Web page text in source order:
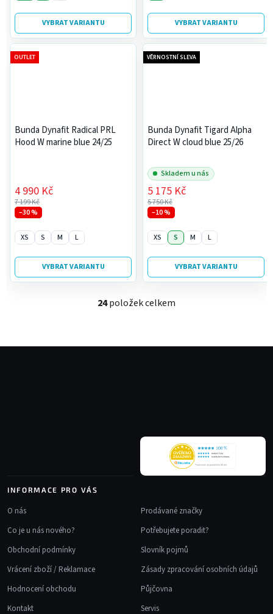
VYBRAT VARIANTU VYBRAT VARIANTU
Bunda Dynafit Radical PRL
Hood W marine blue 24/25
7 199 Kč
4 990 Kč
–30 %
VYBRAT VARIANTU
OUTLET
XS S M L
Bunda Dynafit Tigard Alpha
Direct W cloud blue 25/26
Skladem u nás
5 750 Kč
5 175 Kč
–10 %
VYBRAT VARIANTU
VĚRNOSTNÍ SLEVA
XS S M L
O
á
v
y
p
s
u
24položek celkem
INFORMACE PRO VÁS
O nás
Co je u nás nového?
Obchodní podmínky
Vrácení zboží / Reklamace
Hodnocení obchodu
Kontakt
Prodávané značky
Potřebujete poradit?
Slovník pojmů
Zásady zpracování osobních údajů
Půjčovna
Servis